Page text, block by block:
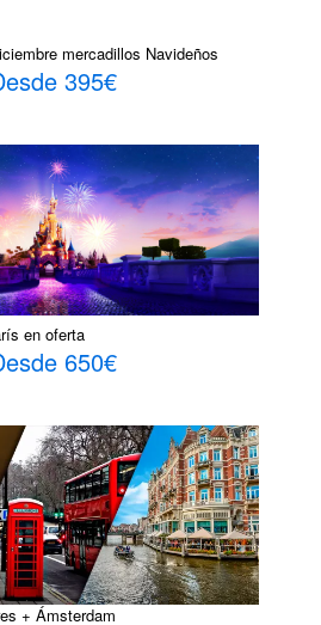
mercadillos Navideños
395€
en oferta
650€
+ Ámsterdam